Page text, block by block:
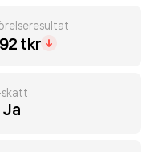
tkr
skatt
Ja